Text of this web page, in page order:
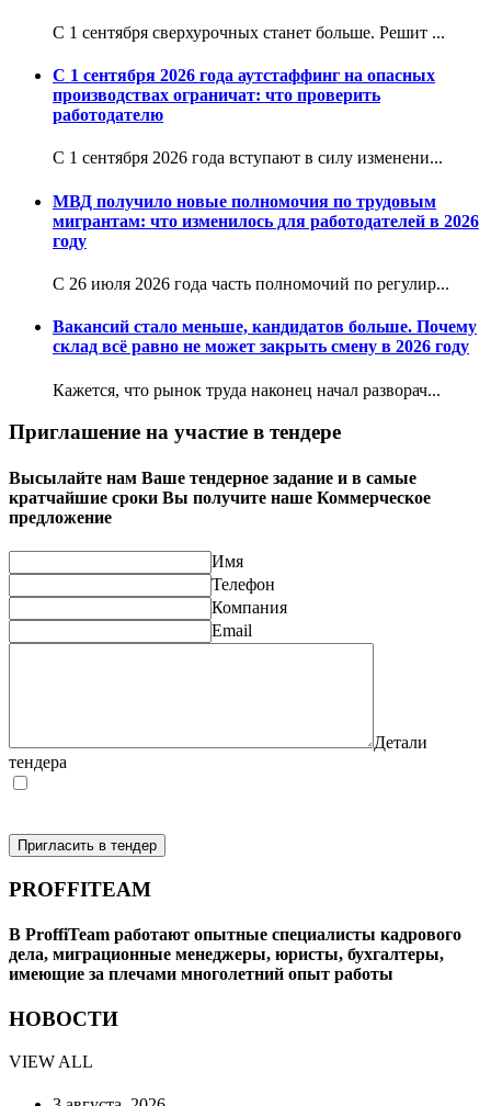
С 1 сентября сверхурочных станет больше. Решит ...
С 1 сентября 2026 года аутстаффинг на опасных
производствах ограничат: что проверить
работодателю
С 1 сентября 2026 года вступают в силу изменени...
МВД получило новые полномочия по трудовым
мигрантам: что изменилось для работодателей в 2026
году
С 26 июля 2026 года часть полномочий по регулир...
Вакансий стало меньше, кандидатов больше. Почему
склад всё равно не может закрыть смену в 2026 году
Кажется, что рынок труда наконец начал разворач...
Приглашение на участие в тендере
Высылайте нам Ваше тендерное задание и в самые
кратчайшие сроки Вы получите наше Коммерческое
предложение
Имя
Телефон
Компания
Email
Детали
тендера
Пригласить в тендер
PROFFITEAM
В ProffiTeam работают опытные специалисты кадрового
дела, миграционные менеджеры, юристы, бухгалтеры,
имеющие за плечами многолетний опыт работы
НОВОСТИ
VIEW ALL